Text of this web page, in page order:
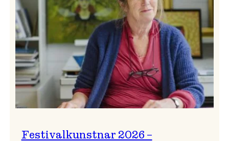
Festivalkunstnar 2026 –